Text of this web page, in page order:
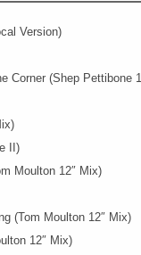
Version)
Corner (Shep Pettibone
II)
Moulton 12″ Mix)
(Tom Moulton 12″ Mix)
12″ Mix)